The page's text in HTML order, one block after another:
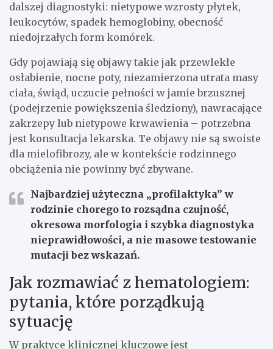
dalszej diagnostyki: nietypowe wzrosty płytek,
leukocytów, spadek hemoglobiny, obecność
niedojrzałych form komórek.
Gdy pojawiają się objawy takie jak przewlekłe
osłabienie, nocne poty, niezamierzona utrata masy
ciała, świąd, uczucie pełności w jamie brzusznej
(podejrzenie powiększenia śledziony), nawracające
zakrzepy lub nietypowe krwawienia – potrzebna
jest konsultacja lekarska. Te objawy nie są swoiste
dla mielofibrozy, ale w kontekście rodzinnego
obciążenia nie powinny być zbywane.
Najbardziej użyteczna „profilaktyka” w
rodzinie chorego to rozsądna czujność,
okresowa morfologia i szybka diagnostyka
nieprawidłowości, a nie masowe testowanie
mutacji bez wskazań.
Jak rozmawiać z hematologiem:
pytania, które porządkują
sytuację
W praktyce klinicznej kluczowe jest